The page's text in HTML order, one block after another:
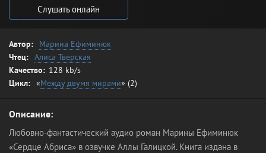
Слушать онлайн
Автор:
Марина Ефиминюк
Чтец: Алиса Тверская
Качество: 128 kb/s
Цикл: «Между двумя мирами» (2)
Описание:
Любовно-фантастический аудио роман Марины Ефиминюк
«Сердце Абриса» в озвучке Аллы Галицкой. Книга издана в